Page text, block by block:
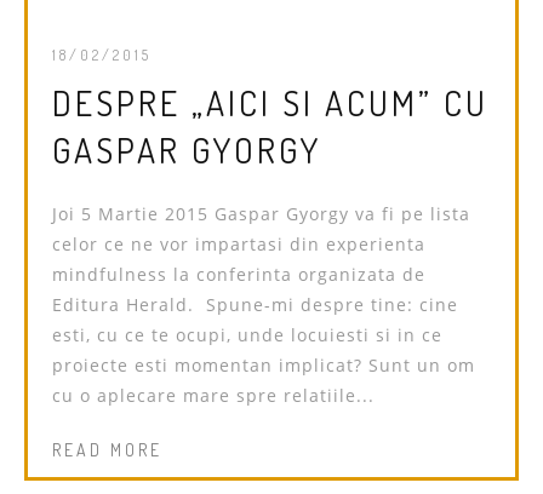
18/02/2015
DESPRE „AICI SI ACUM” CU
GASPAR GYORGY
Joi 5 Martie 2015 Gaspar Gyorgy va fi pe lista
celor ce ne vor impartasi din experienta
mindfulness la conferinta organizata de
Editura Herald. Spune-mi despre tine: cine
esti, cu ce te ocupi, unde locuiesti si in ce
proiecte esti momentan implicat? Sunt un om
cu o aplecare mare spre relatiile...
READ MORE